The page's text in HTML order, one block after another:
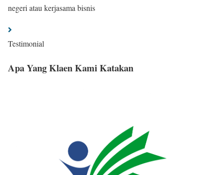
negeri atau kerjasama bisnis
Testimonial
Apa Yang Klaen Kami Katakan